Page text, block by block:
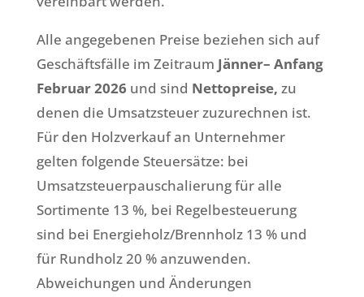
Alle angegebenen Preise beziehen sich auf
Geschäftsfälle im Zeitraum Jänner– Anfang
Februar 2026 und sind Nettopreise, zu
denen die Umsatzsteuer zuzurechnen ist.
Für den Holzverkauf an Unternehmer
gelten folgende Steuersätze: bei
Umsatzsteuerpauschalierung für alle
Sortimente 13 %, bei Regelbesteuerung
sind bei Energieholz/Brennholz 13 % und
für Rundholz 20 % anzuwenden.
Abweichungen und Änderungen